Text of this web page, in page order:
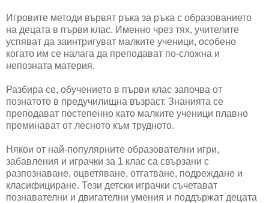
Игровите методи вървят ръка за ръка с образованието
на децата в първи клас. Именно чрез тях, учителите
успяват да заинтригуват малките ученици, особено
когато им се налага да преподават по-сложна и
непозната материя.
Разбира се, обучението в първи клас започва от
познатото в предучилищна възраст. Знанията се
преподават постепенно като малките ученици плавно
преминават от лесното към трудното.
Някои от най-популярните образователни игри,
забавления и играчки за 1 клас са свързани с
разпознаване, оцветяване, отгатване, подреждане и
класифициране. Тези детски играчки съчетават
познавателни и двигателни умения и поддържат децата